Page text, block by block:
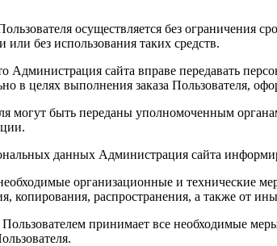
осуществляется без
или без использования таких средств.
Администрация сайта вправе передавать
в целях выполнения заказа Пользователя,
могут быть переданы уполномоченным
данных Администрация сайта
организационные и технические
копирования, распространения, а также от
принимает все необходимые